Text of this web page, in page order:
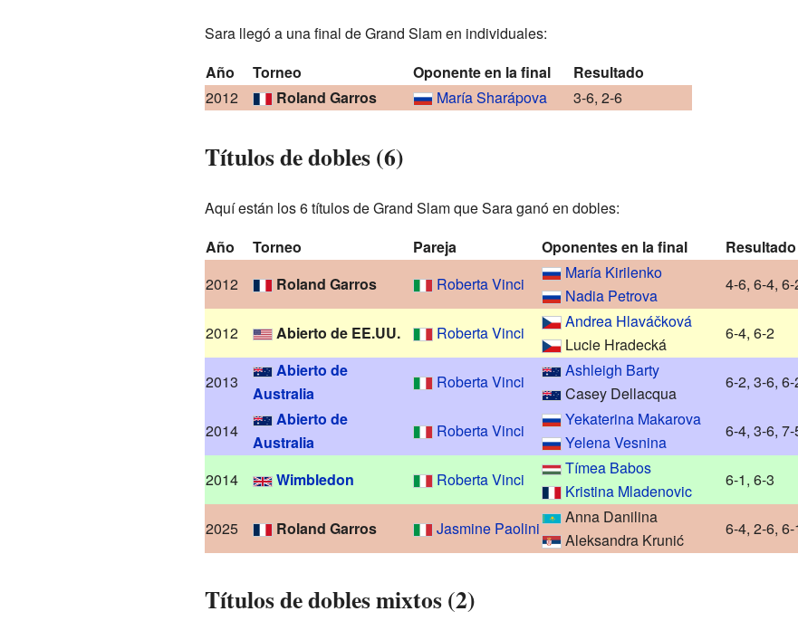
Sara llegó a una final de Grand Slam en individuales:
Año
Torneo Oponente en la final
Resultado
2012
Roland Garros María Sharápova 3-6, 2-6
Títulos de dobles (6)
Aquí están los 6 títulos de Grand Slam que Sara ganó en dobles:
Año
Torneo Pareja Oponentes en la final
Resultado
2012
Roland Garros Roberta Vinci
María Kirilenko
Nadia Petrova
4-6, 6-4, 6-
2012 Abierto de EE.UU. Roberta Vinci
Andrea Hlaváčková
Lucie Hradecká
6-4, 6-2
2013
Abierto de
Australia
Roberta Vinci
Ashleigh Barty
Casey Dellacqua
6-2, 3-6, 6-
2014
Abierto de
Australia
Roberta Vinci
Yekaterina Makarova
Yelena Vesnina
6-4, 3-6, 7-
2014 Wimbledon Roberta Vinci
Tímea Babos
Kristina Mladenovic
6-1, 6-3
2025 Roland Garros Jasmine Paolini
Anna Danilina
Aleksandra Krunić
6-4, 2-6, 6-
Títulos de dobles mixtos (2)